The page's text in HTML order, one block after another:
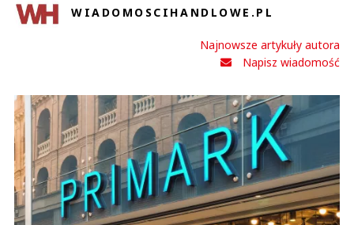
WIADOMOSCIHANDLOWE.PL
Najnowsze artykuły autora
Napisz wiadomość